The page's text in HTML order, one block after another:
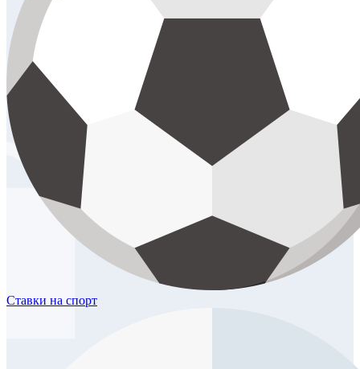
Ставки на спорт